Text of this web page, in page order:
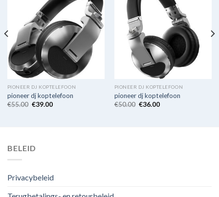
PIONEER DJ KOPTELEFOON
pioneer dj koptelefoon
€55.00 €39.00
PIONEER DJ KOPTELEFOON
pioneer dj koptelefoon
€50.00 €36.00
BELEID
Privacybeleid